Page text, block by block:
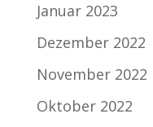
Januar 2023
Dezember 2022
November 2022
Oktober 2022